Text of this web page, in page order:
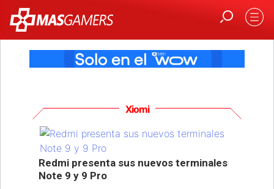
Xiomi
Redmi presenta sus nuevos terminales
Note 9 y 9 Pro